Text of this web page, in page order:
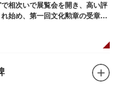
相次いで展覧会を開き、高い評
始め、第一回文化勲章の受章者